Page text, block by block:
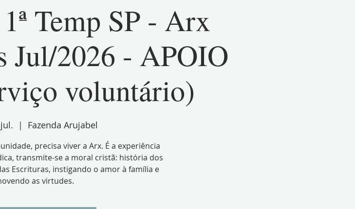
Temp SP - Arx
Jul/2026 - APOIO
voluntário)
  |
Fazenda Arujabel
precisa viver a Arx. É a experiência
transmite-se a moral cristã: história dos
Escrituras, instigando o amor à família e
as virtudes.